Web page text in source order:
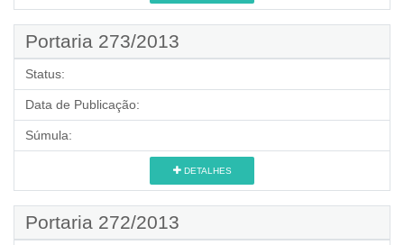
Portaria 273/2013
Status:
Data de Publicação:
Súmula:
DETALHES
Portaria 272/2013